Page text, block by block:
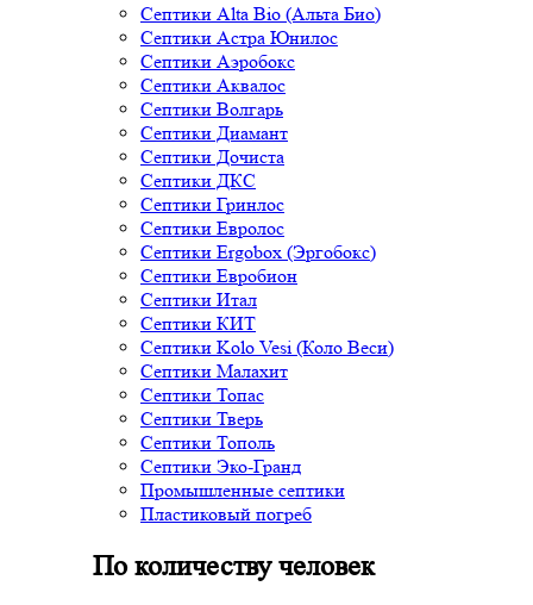
Септики Alta Bio (Альта Био)
Септики Астра Юнилос
Септики Аэробокс
Септики Аквалос
Септики Волгарь
Септики Диамант
Септики Дочиста
Септики ДКС
Септики Гринлос
Септики Евролос
Септики Ergobox (Эргобокс)
Септики Евробион
Септики Итал
Септики КИТ
Септики Kolo Vesi (Коло Веси)
Септики Малахит
Септики Топас
Септики Тверь
Септики Тополь
Септики Эко-Гранд
Промышленные септики
Пластиковый погреб
По количеству человек